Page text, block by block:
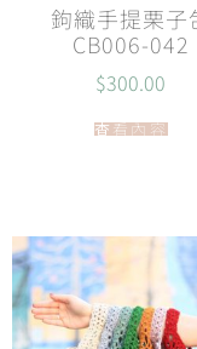
鉤織手提栗子
CB006-042
$300.00
查看內容